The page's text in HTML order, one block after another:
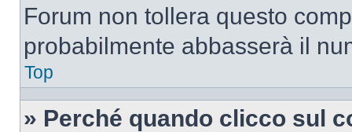
Forum non tollera questo
probabilmente abbasserà il
Top
» Perché quando clicco sul